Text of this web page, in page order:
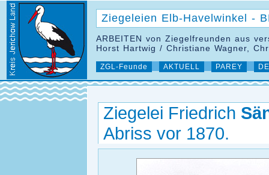
Ziegeleien Elb-Havelwinkel -
ARBEITEN von Ziegelfreunden aus
Horst Hartwig / Christiane Wagner,
ZGL-Feunde AKTUELL PAREY
Ziegelei Friedrich
Abriss vor 1870.